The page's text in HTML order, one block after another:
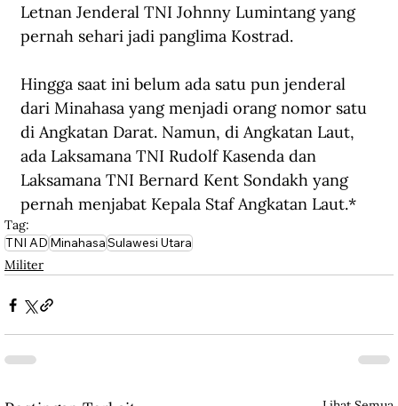
Letnan Jenderal TNI Johnny Lumintang yang
pernah sehari jadi panglima Kostrad.
Hingga saat ini belum ada satu pun jenderal
dari Minahasa yang menjadi orang nomor satu
di Angkatan Darat. Namun, di Angkatan Laut,
ada Laksamana TNI Rudolf Kasenda dan
Laksamana TNI Bernard Kent Sondakh yang
pernah menjabat Kepala Staf Angkatan Laut.*
Tag:
TNI ADMinahasaSulawesi Utara
Militer